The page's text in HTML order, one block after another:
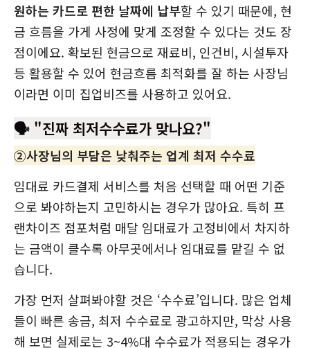
원하는 카드로 편한 날짜에 납부할 수 있기 때문에, 현
금 흐름을 가게 사정에 맞게 조정할 수 있다는 것도 장
점이에요. 확보된 현금으로 재료비, 인건비, 시설투자
등 활용할 수 있어 현금흐름 최적화를 잘 하는 사장님
이라면 이미 집업비즈를 사용하고 있어요.
🗣️ "진짜 최저수수료가 맞나요?"
②사장님의 부담은 낮춰주는 업계 최저 수수료
임대료 카드결제 서비스를 처음 선택할 때 어떤 기준
으로 봐야하는지 고민하시는 경우가 많아요. 특히 프
랜차이즈 점포처럼 매달 임대료가 고정비에서 차지하
는 금액이 클수록 아무곳에서나 임대료를 맡길 수 없
습니다.
가장 먼저 살펴봐야할 것은 ‘수수료’입니다. 많은 업체
들이 빠른 송금, 최저 수수료로 광고하지만, 막상 사용
해 보면 실제로는 3~4%대 수수료가 적용되는 경우가